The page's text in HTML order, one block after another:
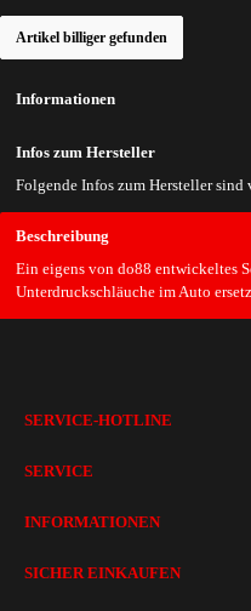
Artikel billiger gefunden
Beschreibung
Ein eigens von do88 entwickeltes
Unterdruckschläuche im Auto
Informationen
Infos zum Hersteller
Folgende Infos zum Hersteller sind
SERVICE-HOTLINE
SERVICE
INFORMATIONEN
SICHER EINKAUFEN